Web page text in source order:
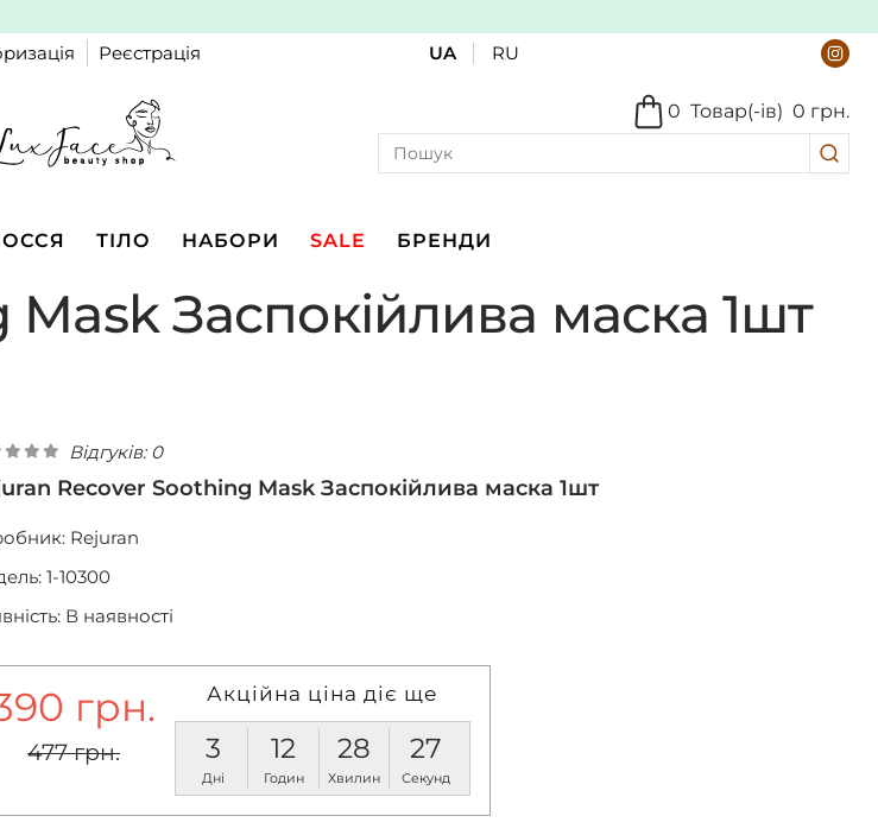
Реєстрація UA RU
Товар(-ів)
0 0 грн.
ТІЛО НАБОРИ SALE БРЕНДИ
Заспокійлива маска 1шт
Відгуків: 0
Recover Soothing Mask Заспокійлива маска 1шт
Rejuran
1-10300
В наявності
грн.
477 грн.
Акційна ціна діє ще
3
Дні
12
Годин
28
Хвилин
27
Секунд